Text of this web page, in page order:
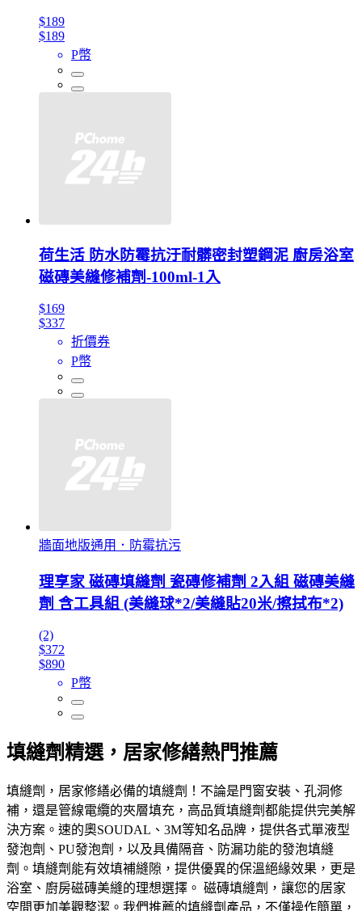
$189
$189
P幣
荷生活 防水防霉抗汙耐髒密封塑鋼泥 廚房浴室
磁磚美縫修補劑-100ml-1入
$169
$337
折價券
P幣
牆面地版通用．防霉抗污
理享家 磁磚填縫劑 瓷磚修補劑 2入組 磁磚美縫
劑 含工具組 (美縫球*2/美縫貼20米/擦拭布*2)
(2)
$372
$890
P幣
填縫劑精選，居家修繕熱門推薦
填縫劑，居家修繕必備的填縫劑！不論是門窗安裝、孔洞修
補，還是管線電纜的夾層填充，高品質填縫劑都能提供完美解
決方案。速的奧SOUDAL、3M等知名品牌，提供各式單液型
發泡劑、PU發泡劑，以及具備隔音、防漏功能的發泡填縫
劑。填縫劑能有效填補縫隙，提供優異的保溫絕緣效果，更是
浴室、廚房磁磚美縫的理想選擇。 磁磚填縫劑，讓您的居家
空間更加美觀整潔。我們推薦的填縫劑產品，不僅操作簡單，